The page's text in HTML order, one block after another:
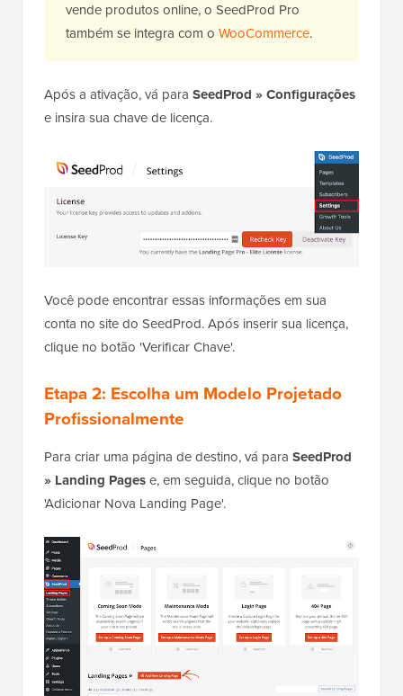
vende produtos online, o SeedProd Pro
também se integra com o WooCommerce.
Após a ativação, vá para SeedProd » Configurações
e insira sua chave de licença.
Você pode encontrar essas informações em sua
conta no site do SeedProd. Após inserir sua licença,
clique no botão 'Verificar Chave'.
Etapa 2: Escolha um Modelo Projetado
Profissionalmente
Para criar uma página de destino, vá para SeedProd
» Landing Pagese, em seguida, clique no botão
'Adicionar Nova Landing Page'.